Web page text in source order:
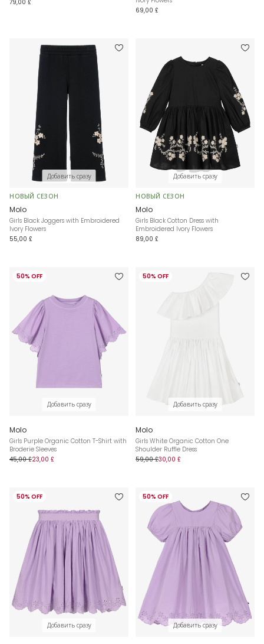
79,00 £
69,00 £
Добавить сразу
НОВЫЙ СЕЗОН
Molo
Girls Black Joggers with Embroidered
Ivory Flowers
55,00 £
Добавить сразу
НОВЫЙ СЕЗОН
Molo
Girls Black Cotton Dress with
Embroidered Ivory Flowers
89,00 £
50% OFF
Добавить сразу
Molo
Girls Purple Organic Cotton T-Shirt with
Broderie Sleeves
45,00 £23,00 £
50% OFF
Добавить сразу
Molo
Girls White Organic Cotton One
Shoulder Ruffle Dress
59,00 £30,00 £
50% OFF
Добавить сразу
50% OFF
Добавить сразу